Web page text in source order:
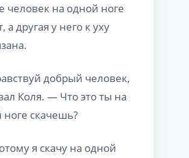
человек на одной ноге
а другая у него к уху
добрый человек,
Коля. — Что это ты на
ноге скачешь?
я скачу на одной